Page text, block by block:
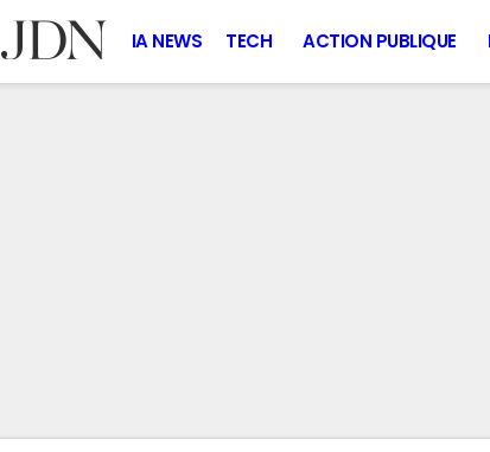
IA NEWS TECH ACTION PUBLIQUE